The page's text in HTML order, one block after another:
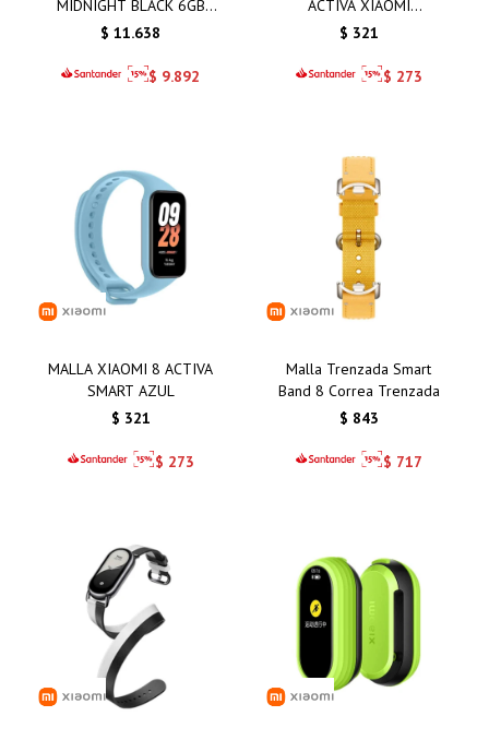
MIDNIGHT BLACK 6GB
128GB
$ 11.638
$ 9.892
ACTIVA XIAOMI
AMARILLO
$ 321
$ 273
MALLA XIAOMI 8 ACTIVA
SMART AZUL
$ 321
$ 273
Malla Trenzada Smart
Band 8 Correa Trenzada
$ 843
$ 717